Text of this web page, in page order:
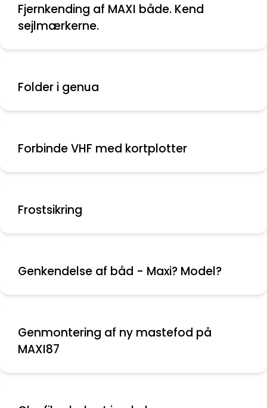
Fjernkending af MAXI både. Kend
sejlmærkerne.
Folder i genua
Forbinde VHF med kortplotter
Frostsikring
Genkendelse af båd - Maxi? Model?
Genmontering af ny mastefod på
MAXI87